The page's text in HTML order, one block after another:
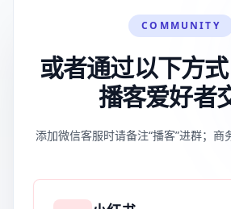
COMMUNITY
或者通过以下方
播客爱好者
添加微信客服时请备注“播客”进群；商